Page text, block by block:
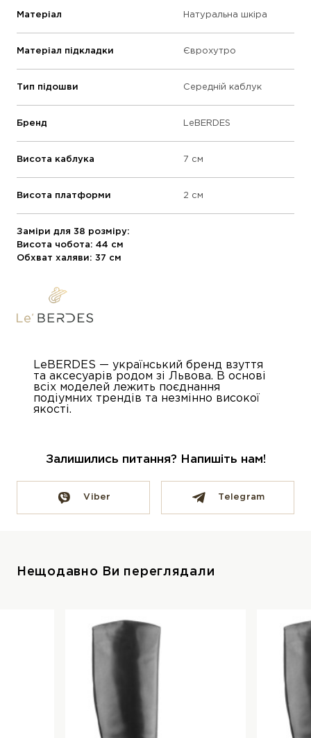
Матеріал Натуральна шкіра
Матеріал підкладки Єврохутро
Тип підошви Середній каблук
Бренд LeBERDES
Висота каблука 7 см
Висота платформи 2 см
Заміри для 38 розміру:
Висота чобота: 44 см
Обхват халяви: 37 см
LeBERDES — український бренд взуття
та аксесуарів родом зі Львова. В основі
всіх моделей лежить поєднання
подіумних трендів та незмінно високої
якості.
Залишились питання? Напишіть нам!
Viber Telegram
Нещодавно Ви переглядали